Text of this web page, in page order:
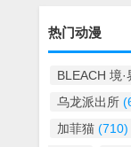
热门动漫
BLEACH 境·
乌龙派出所
加菲猫 (710)